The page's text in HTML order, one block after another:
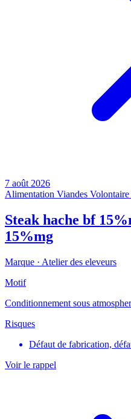
7 août 2026
Alimentation Viandes Volontaire
Steak hache bf
15%mg
Marque · Atelier des eleveurs
Motif
Conditionnement sous
Risques
Défaut de fabrication,
Voir le rappel